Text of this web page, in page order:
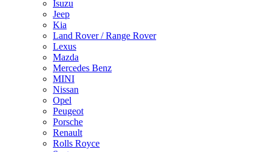
Isuzu
Jeep
Kia
Land Rover / Range Rover
Lexus
Mazda
Mercedes Benz
MINI
Nissan
Opel
Peugeot
Porsche
Renault
Rolls Royce